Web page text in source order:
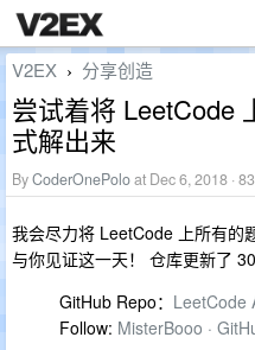
V2EX › 分享创造
尝试着将 LeetCode
式解出来
ByCoderOnePoloat Dec 6, 2018 ·
我会尽力将 LeetCode 上所有的
与你见证这一天！ 仓库更新了
GitHub Repo： LeetCode
Follow: MisterBooo ·